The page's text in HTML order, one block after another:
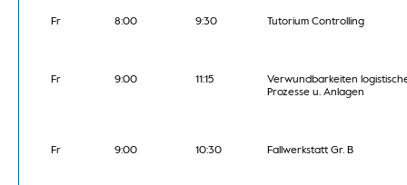
Fr 8:00 9:30 Tutorium Controlling
Fr 9:00 11:15
Verwundbarkeiten
Prozesse u. Anlagen
Fr 9:00 10:30 Fallwerkstatt Gr. B